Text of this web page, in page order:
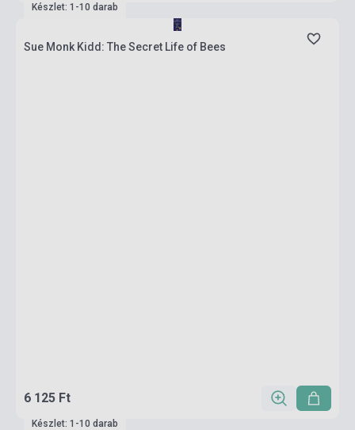
Készlet: 1-10 darab
Sue Monk Kidd: The Secret Life of Bees
6 125 Ft
Készlet: 1-10 darab